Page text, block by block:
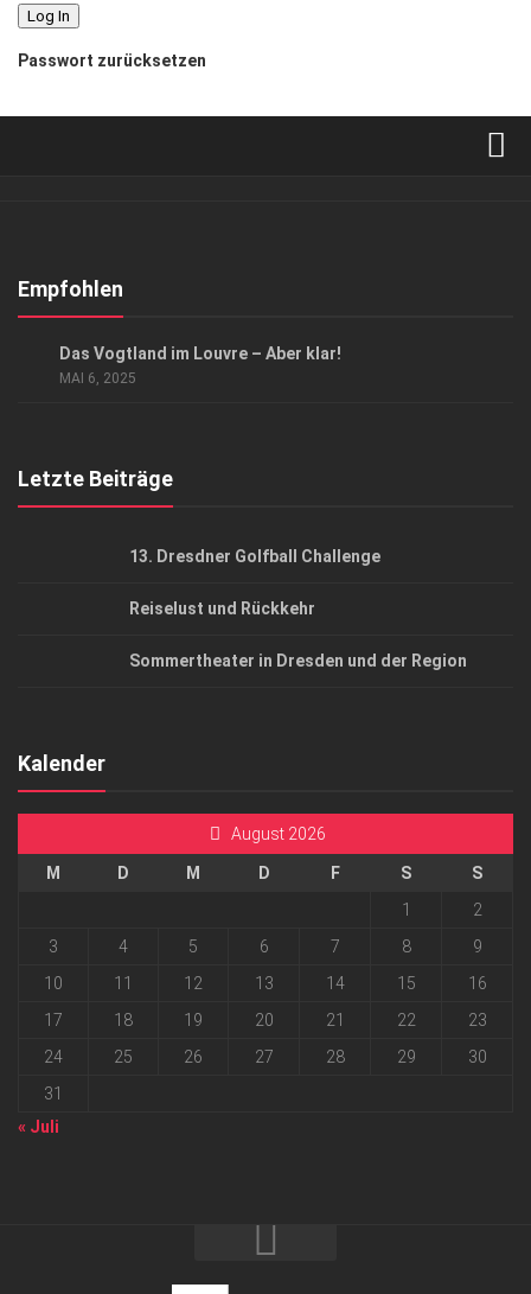
Passwort zurücksetzen
Kontakt, Impressum
Empfohlen
Das Vogtland im Louvre – Aber klar!
MAI 6, 2025
Letzte Beiträge
13. Dresdner Golfball Challenge
Reiselust und Rückkehr
Sommertheater in Dresden und der Region
Kalender
August 2026
M D M D F S
S
1
2
3
4 5 6 7 8
9
10
11 12 13 14 15
16
17
18 19 20 21 22
23
24
25 26 27 28 29
30
31
« Juli